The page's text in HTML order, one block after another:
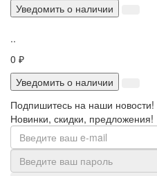
Уведомить о наличии
..
0 ₽
Уведомить о наличии
Подпишитесь на наши новости!
Новинки, скидки, предложения!